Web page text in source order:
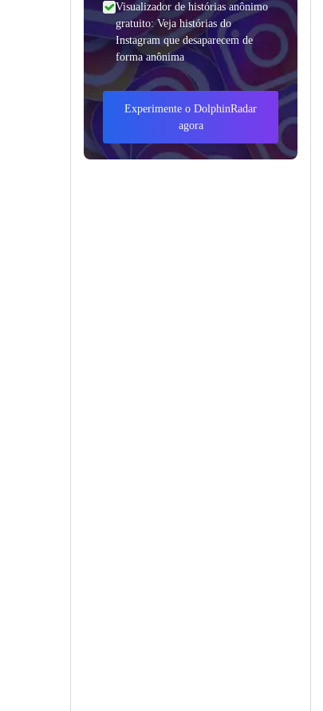
Visualizador de histórias anônimo
gratuito: Veja histórias do
Instagram que desaparecem de
forma anônima
Experimente o DolphinRadar
agora